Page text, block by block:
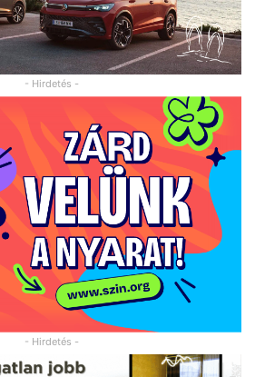
- Hirdetés -
- Hirdetés -